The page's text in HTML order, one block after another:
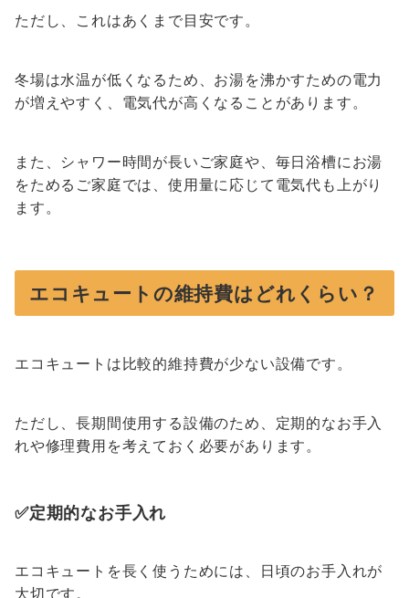
ただし、これはあくまで目安です。
冬場は水温が低くなるため、お湯を沸かすための電力
が増えやすく、電気代が高くなることがあります。
また、シャワー時間が長いご家庭や、毎日浴槽にお湯
をためるご家庭では、使用量に応じて電気代も上がり
ます。
エコキュートの維持費はどれくらい？
エコキュートは比較的維持費が少ない設備です。
ただし、長期間使用する設備のため、定期的なお手入
れや修理費用を考えておく必要があります。
✅定期的なお手入れ
エコキュートを長く使うためには、日頃のお手入れが
大切です。